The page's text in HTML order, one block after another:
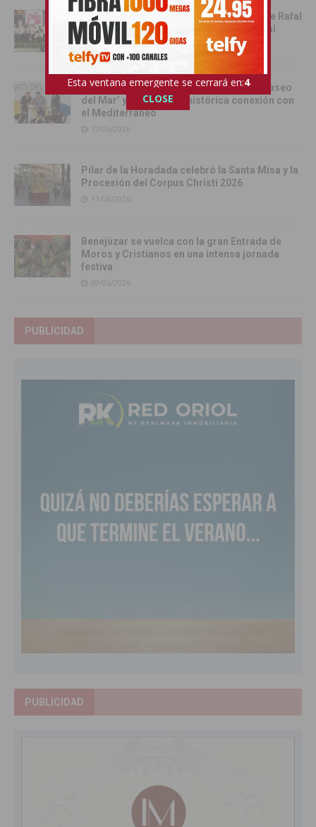
Rafal celebra la tercera edición del Día de Rafal
con historia, cultura y convivencia vecinal
13/06/2026
Torrevieja inaugura el Centro de Ocio ‘Paseo
del Mar’ y recupera su histórica conexión con
el Mediterráneo
12/06/2026
Pilar de la Horadada celebró la Santa Misa y la
Procesión del Corpus Christi 2026
11/06/2026
Benejúzar se vuelca con la gran Entrada de
Moros y Cristianos en una intensa jornada
festiva
09/06/2026
PUBLICIDAD
PUBLICIDAD
Esta ventana emergente se cerrará en:3
CLOSE